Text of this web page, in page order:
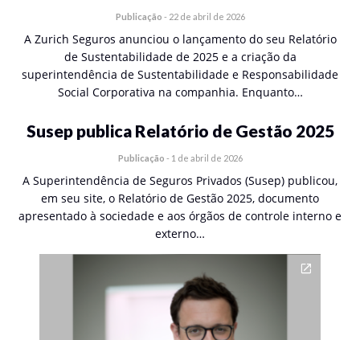
Publicação - 22 de abril de 2026
A Zurich Seguros anunciou o lançamento do seu Relatório
de Sustentabilidade de 2025 e a criação da
superintendência de Sustentabilidade e Responsabilidade
Social Corporativa na companhia. Enquanto…
Susep publica Relatório de Gestão 2025
Publicação - 1 de abril de 2026
A Superintendência de Seguros Privados (Susep) publicou,
em seu site, o Relatório de Gestão 2025, documento
apresentado à sociedade e aos órgãos de controle interno e
externo…